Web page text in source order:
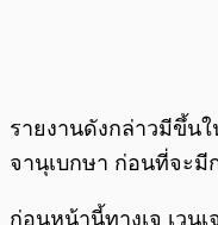
รายงานดังกล่าวมีขึ้น
จานุเบกษา ก่อนที่จะมี
ก่อนหน้านี้ทางเจ เวน